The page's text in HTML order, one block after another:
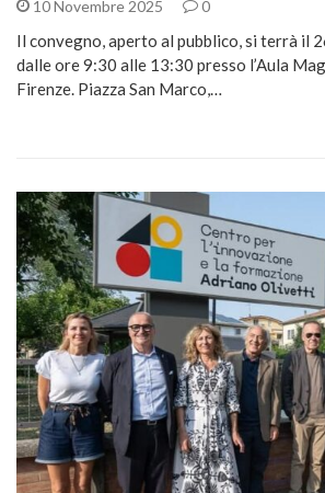
10 Novembre 2025 0
Il convegno, aperto al pubblico, si terrà il
dalle ore 9:30 alle 13:30 presso l’Aula
Firenze. Piazza San Marco,…